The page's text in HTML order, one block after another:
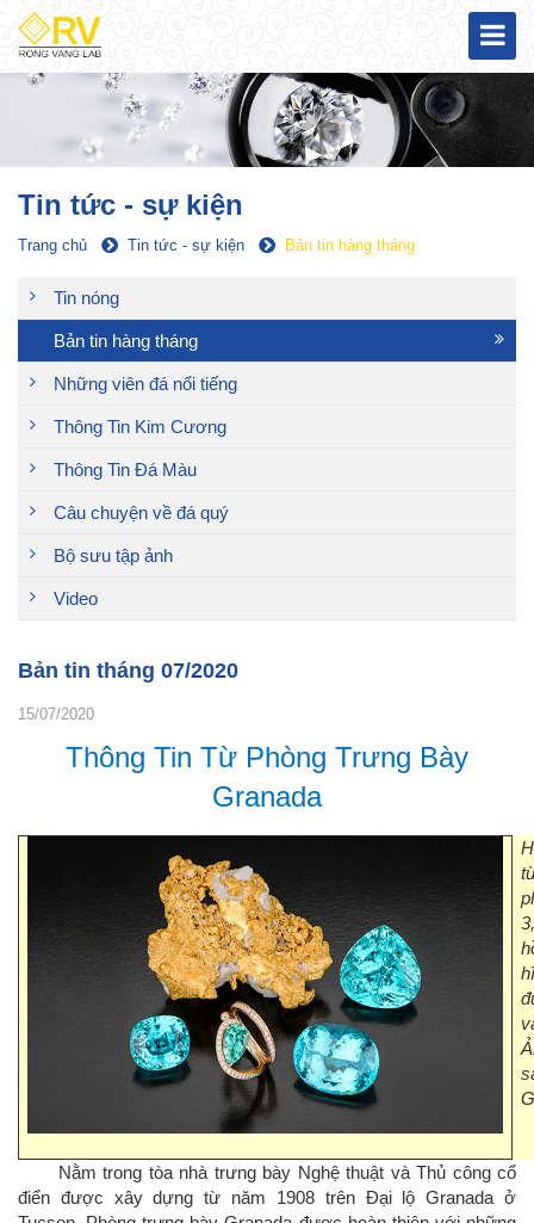
Tin tức - sự kiện
Trang chủ Tin tức - sự kiện Bản tin hàng tháng
Tin nóng
Bản tin hàng tháng
Những viên đá nổi tiếng
Thông Tin Kim Cương
Thông Tin Đá Màu
Câu chuyện về đá quý
Bộ sưu tập ảnh
Video
Bản tin tháng 07/2020
15/07/2020
Thông Tin Từ Phòng Trưng Bày
Granada
Nằm trong tòa nhà trưng bày Nghệ thuật và Thủ công cổ
điển được xây dựng từ năm 1908 trên Đại lộ Granada ở